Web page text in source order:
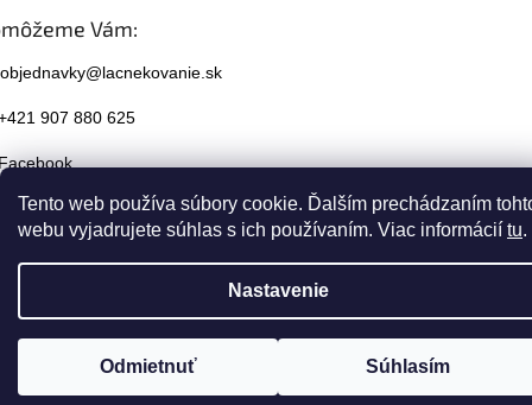
Tento web používa súbory cookie. Ďalším prechádzaním
webu vyjadrujete súhlas s ich používaním. Viac informácií tu.
Nastavenie
Odmietnuť Súhlasím
Vám:
objednavky@lacnekovanie.sk
907 880 625